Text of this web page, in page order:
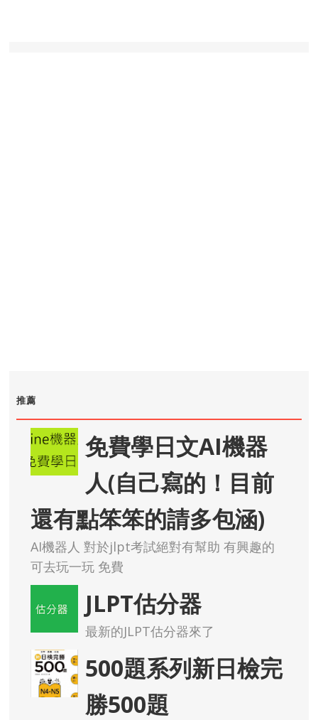
推薦
免費學日文AI機器
人(自己寫的！目前
還有點笨笨的請多包涵)
AI機器人 對於jlpt考試絕對有幫助 有興趣的
可去玩一玩 免費
JLPT估分器
最新的JLPT估分器來了
500題系列新日檢完
勝500題